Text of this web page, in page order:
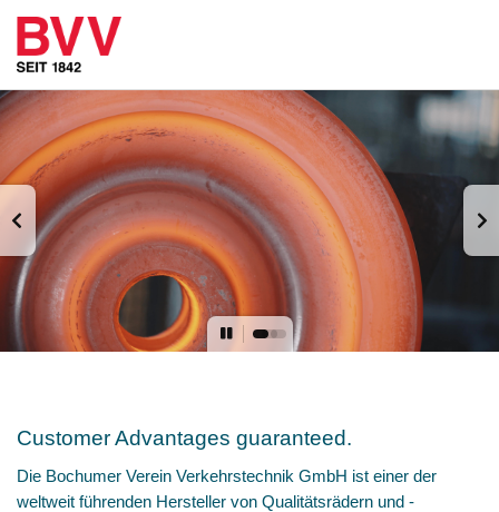
Customer Advantages guaranteed.
Die Bochumer Verein Verkehrstechnik GmbH ist einer der
weltweit führenden Hersteller von Qualitätsrädern und -